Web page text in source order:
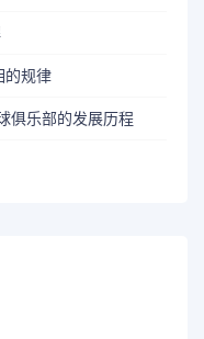
的规律
俱乐部的发展历程